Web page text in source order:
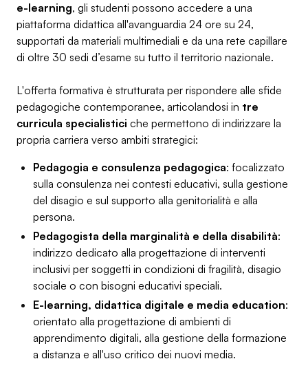
e-learning, gli studenti possono accedere a una
piattaforma didattica all'avanguardia 24 ore su 24,
supportati da materiali multimediali e da una rete capillare
di oltre 30 sedi d’esame su tutto il territorio nazionale.
L'offerta formativa è strutturata per rispondere alle sfide
pedagogiche contemporanee, articolandosi in tre
curricula specialistici che permettono di indirizzare la
propria carriera verso ambiti strategici:
Pedagogia e consulenza pedagogica: focalizzato
sulla consulenza nei contesti educativi, sulla gestione
del disagio e sul supporto alla genitorialità e alla
persona.
Pedagogista della marginalità e della disabilità:
indirizzo dedicato alla progettazione di interventi
inclusivi per soggetti in condizioni di fragilità, disagio
sociale o con bisogni educativi speciali.
E-learning, didattica digitale e media education:
orientato alla progettazione di ambienti di
apprendimento digitali, alla gestione della formazione
a distanza e all'uso critico dei nuovi media.